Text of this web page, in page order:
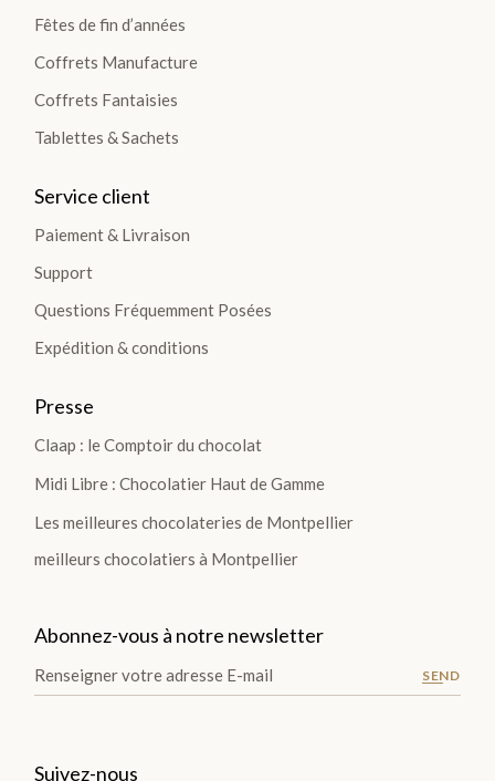
Fêtes de fin d’années
Coffrets Manufacture
Coffrets Fantaisies
Tablettes & Sachets
Service client
Paiement & Livraison
Support
Questions Fréquemment Posées
Expédition & conditions
Presse
Claap : le Comptoir du chocolat
Midi Libre : Chocolatier Haut de Gamme
Les meilleures chocolateries de Montpellier
meilleurs chocolatiers à Montpellier
Abonnez-vous à notre newsletter
SEND
Suivez-nous